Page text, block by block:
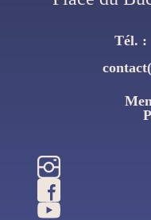
Tél. :